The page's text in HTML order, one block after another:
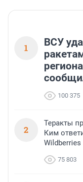
1
ВСУ
100 375
2
Теракты
Ким
Wildberries
75 803